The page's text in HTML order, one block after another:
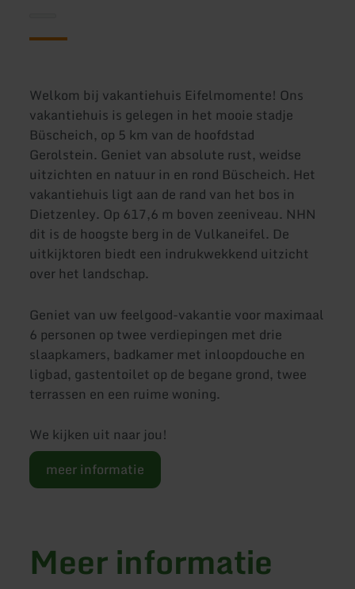
Welkom bij vakantiehuis Eifelmomente! Ons
vakantiehuis is gelegen in het mooie stadje
Büscheich, op 5 km van de hoofdstad
Gerolstein. Geniet van absolute rust, weidse
uitzichten en natuur in en rond Büscheich. Het
vakantiehuis ligt aan de rand van het bos in
Dietzenley. Op 617,6 m boven zeeniveau. NHN
dit is de hoogste berg in de Vulkaneifel. De
uitkijktoren biedt een indrukwekkend uitzicht
over het landschap.
Geniet van uw feelgood-vakantie voor maximaal
6 personen op twee verdiepingen met drie
slaapkamers, badkamer met inloopdouche en
ligbad, gastentoilet op de begane grond, twee
terrassen en een ruime woning.
We kijken uit naar jou!
meer informatie
Meer informatie